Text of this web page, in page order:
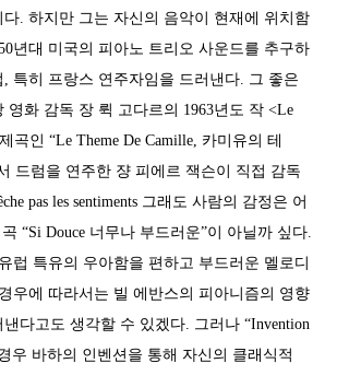
. 하지만 그는 자신의 음악이 현재에 위치함
년대 미국의 피아노 트리오 사운드를 추구하
특히 프랑스 연주자임을 드러낸다. 그 좋은
영화 감독 장 뤽 고다르의 1963년도 작 <Le
곡인 “Le Theme De Camille, 카미유의 테
드럼을 연주한 쟝 피에르 잭슨이 직접 감독
pas les sentiments 그래도 사람의 감정은 어
“Si Douce 너무나 부드러운”이 아닐까 싶다.
럽 특유의 우아함을 편하고 부드러운 멜로디
우에 따라서는 빌 에반스의 피아니즘의 영향
다고도 생각할 수 있겠다. 그러나 “Invention
경우 바하의 인벤션을 통해 자신의 클래식적